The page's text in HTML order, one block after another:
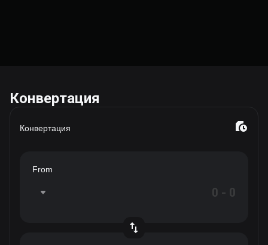
Конвертация
Конвертация
From